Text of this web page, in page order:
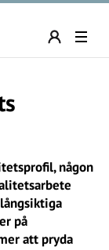
någon
på
att pryda